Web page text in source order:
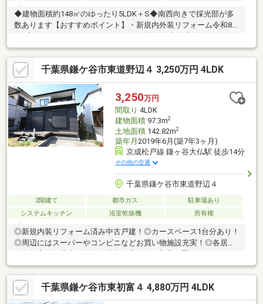
◆建物面積約148㎡のゆったり5LDK＋S◆南西向きで採光部が多
数あります【おすすめポイント】・新規内外装リフォーム令和8年
4月完了 - キッチン、バス、トイレ、洗面化粧台 交換 - クロス
貼替、フロアタイル貼り - 外壁、屋根 塗装 など・2階の洋室は
3室とも8帖以上で二面採光・全居室にクローゼット。さらに約3.5
帖の納戸も・京成松戸線「鎌ヶ谷大仏」駅まで徒歩12分の好立
地・木下街道、風間街道にほど近く、道沿いのさまざまなお店を
気軽に利用可※駐車可能台数は車種によります◆◇ご案内・詳細
資料のご請求はお気軽にどうぞ◇◆TEL：047-362-0888
千葉県鎌ケ谷市東道野辺４ 3,250万円 4LDK
3,250万円
間取り 4LDK
建物面積97.3m2
土地面積142.82m2
築年月 2019年6月(築7年3ヶ月)
京成松戸線 鎌ヶ谷大仏駅 徒歩14分
その他の交通
千葉県鎌ケ谷市東道野辺４
2階建て 都市ガス
駐車場あり
システムキッチン
浴室乾燥機 所有権
◎新規内装リフォーム済み中古戸建！◎カースペース1台分あり！
◎周辺にはスーパーやコンビニなどお買い物施設充実！◎各居室
ある広さ！家族団らんの時間をゆったり過ごすことができます
ね！◎対面キッチンからはリビング・ダイニングが見渡せるので
お子様の様子を見守りながら料理ができます。◎子育てしやすい
住環境！◎和室はくつろぎの空間を御提供いたします。◎お庭が
千葉県鎌ケ谷市東初富４ 4,880万円 4LDK